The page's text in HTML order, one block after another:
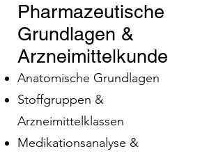
Pharmazeutische
Grundlagen &
Arzneimittelkunde
Anatomische Grundlagen
Stoffgruppen &
Arzneimittelklassen
Medikationsanalyse &